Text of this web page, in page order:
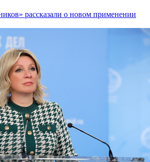
рассказали о новом применении